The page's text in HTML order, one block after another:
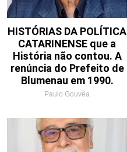
HISTÓRIAS DA POLÍTICA
CATARINENSE que a
História não contou. A
renúncia do Prefeito de
Blumenau em 1990.
Paulo Gouvêa